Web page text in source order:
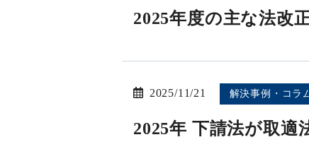
2025年度の主な法改
2025/11/21 解決事例・コラ
2025年 下請法が取適